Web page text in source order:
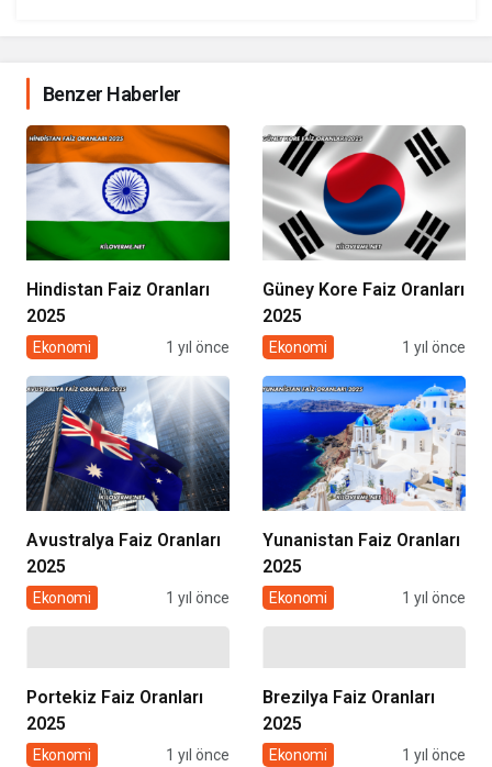
Benzer Haberler
Hindistan Faiz Oranları
2025
Ekonomi 1 yıl önce
Güney Kore Faiz Oranları
2025
Ekonomi 1 yıl önce
Avustralya Faiz Oranları
2025
Ekonomi 1 yıl önce
Yunanistan Faiz Oranları
2025
Ekonomi 1 yıl önce
Portekiz Faiz Oranları
2025
Ekonomi 1 yıl önce
Brezilya Faiz Oranları
2025
Ekonomi 1 yıl önce